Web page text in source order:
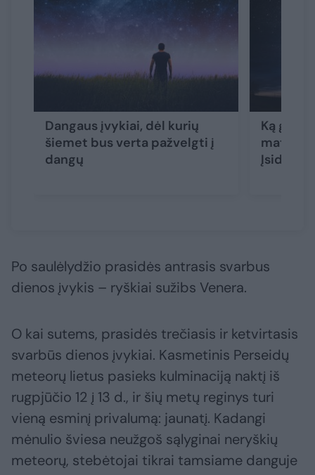
Dangaus įvykiai, dėl kurių
šiemet bus verta pažvelgti į
dangų
Ką
Po saulėlydžio prasidės antrasis svarbus
dienos įvykis – ryškiai sužibs Venera.
O kai sutems, prasidės trečiasis ir ketvirtasis
svarbūs dienos įvykiai. Kasmetinis Perseidų
meteorų lietus pasieks kulminaciją naktį iš
rugpjūčio 12 į 13 d., ir šių metų reginys turi
vieną esminį privalumą: jaunatį. Kadangi
mėnulio šviesa neužgoš sąlyginai neryškių
meteorų, stebėtojai tikrai tamsiame danguje